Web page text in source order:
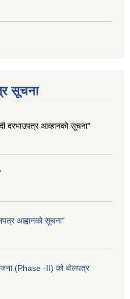
सूचना
दरभाउपत्र आव्हानको सूचना"
आह्वानको सूचना"
(Phase -II) को बोलपत्र